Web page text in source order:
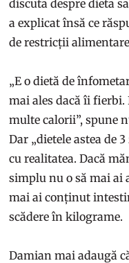
discuta despre dieta
a explicat însă ce
de restricții
„E o dietă de
mai ales dacă îi fierbi.
multe calorii”, spune
Dar „dietele astea de
cu realitatea. Dacă
simplu nu o să mai ai
mai ai conținut
scădere în kilograme.
Damian mai adaugă